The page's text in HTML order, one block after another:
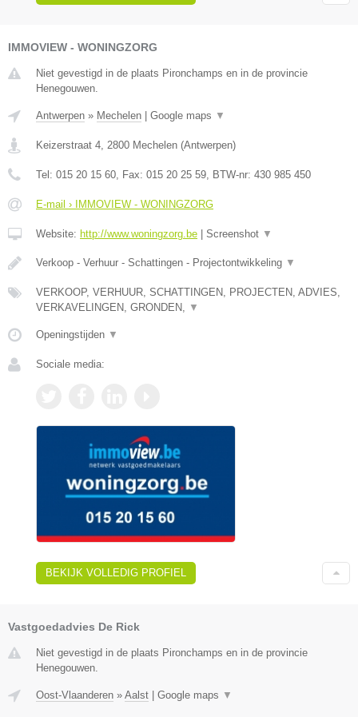
IMMOVIEW - WONINGZORG
Niet gevestigd in de plaats Pironchamps en in de provincie
Henegouwen.
Antwerpen » Mechelen Google maps ▼
Keizerstraat 4 2800 Mechelen (Antwerpen)
Tel: 015 20 15 60 , Fax: 015 20 25 59 , BTW-nr: 430 985 450
E-mail › IMMOVIEW - WONINGZORG
Website: http://www.woningzorg.be Screenshot ▼
Verkoop - Verhuur - Schattingen - Projectontwikkeling ▼
VERKOOP, VERHUUR, SCHATTINGEN, PROJECTEN, ADVIES,
VERKAVELINGEN, GRONDEN,
▼
Openingstijden ▼
Sociale media:
BEKIJK VOLLEDIG PROFIEL
Vastgoedadvies De Rick
Niet gevestigd in de plaats Pironchamps en in de provincie
Henegouwen.
Oost-Vlaanderen » Aalst Google maps ▼